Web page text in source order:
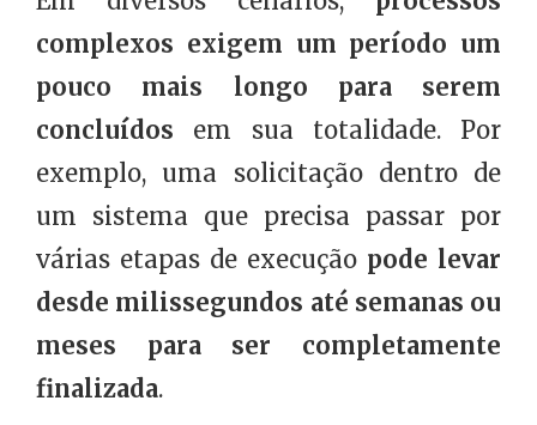
complexos exigem um período um
pouco mais longo para serem
concluídos em sua totalidade. Por
exemplo, uma solicitação dentro de
um sistema que precisa passar por
várias etapas de execução pode levar
desde milissegundos até semanas ou
meses para ser completamente
finalizada.